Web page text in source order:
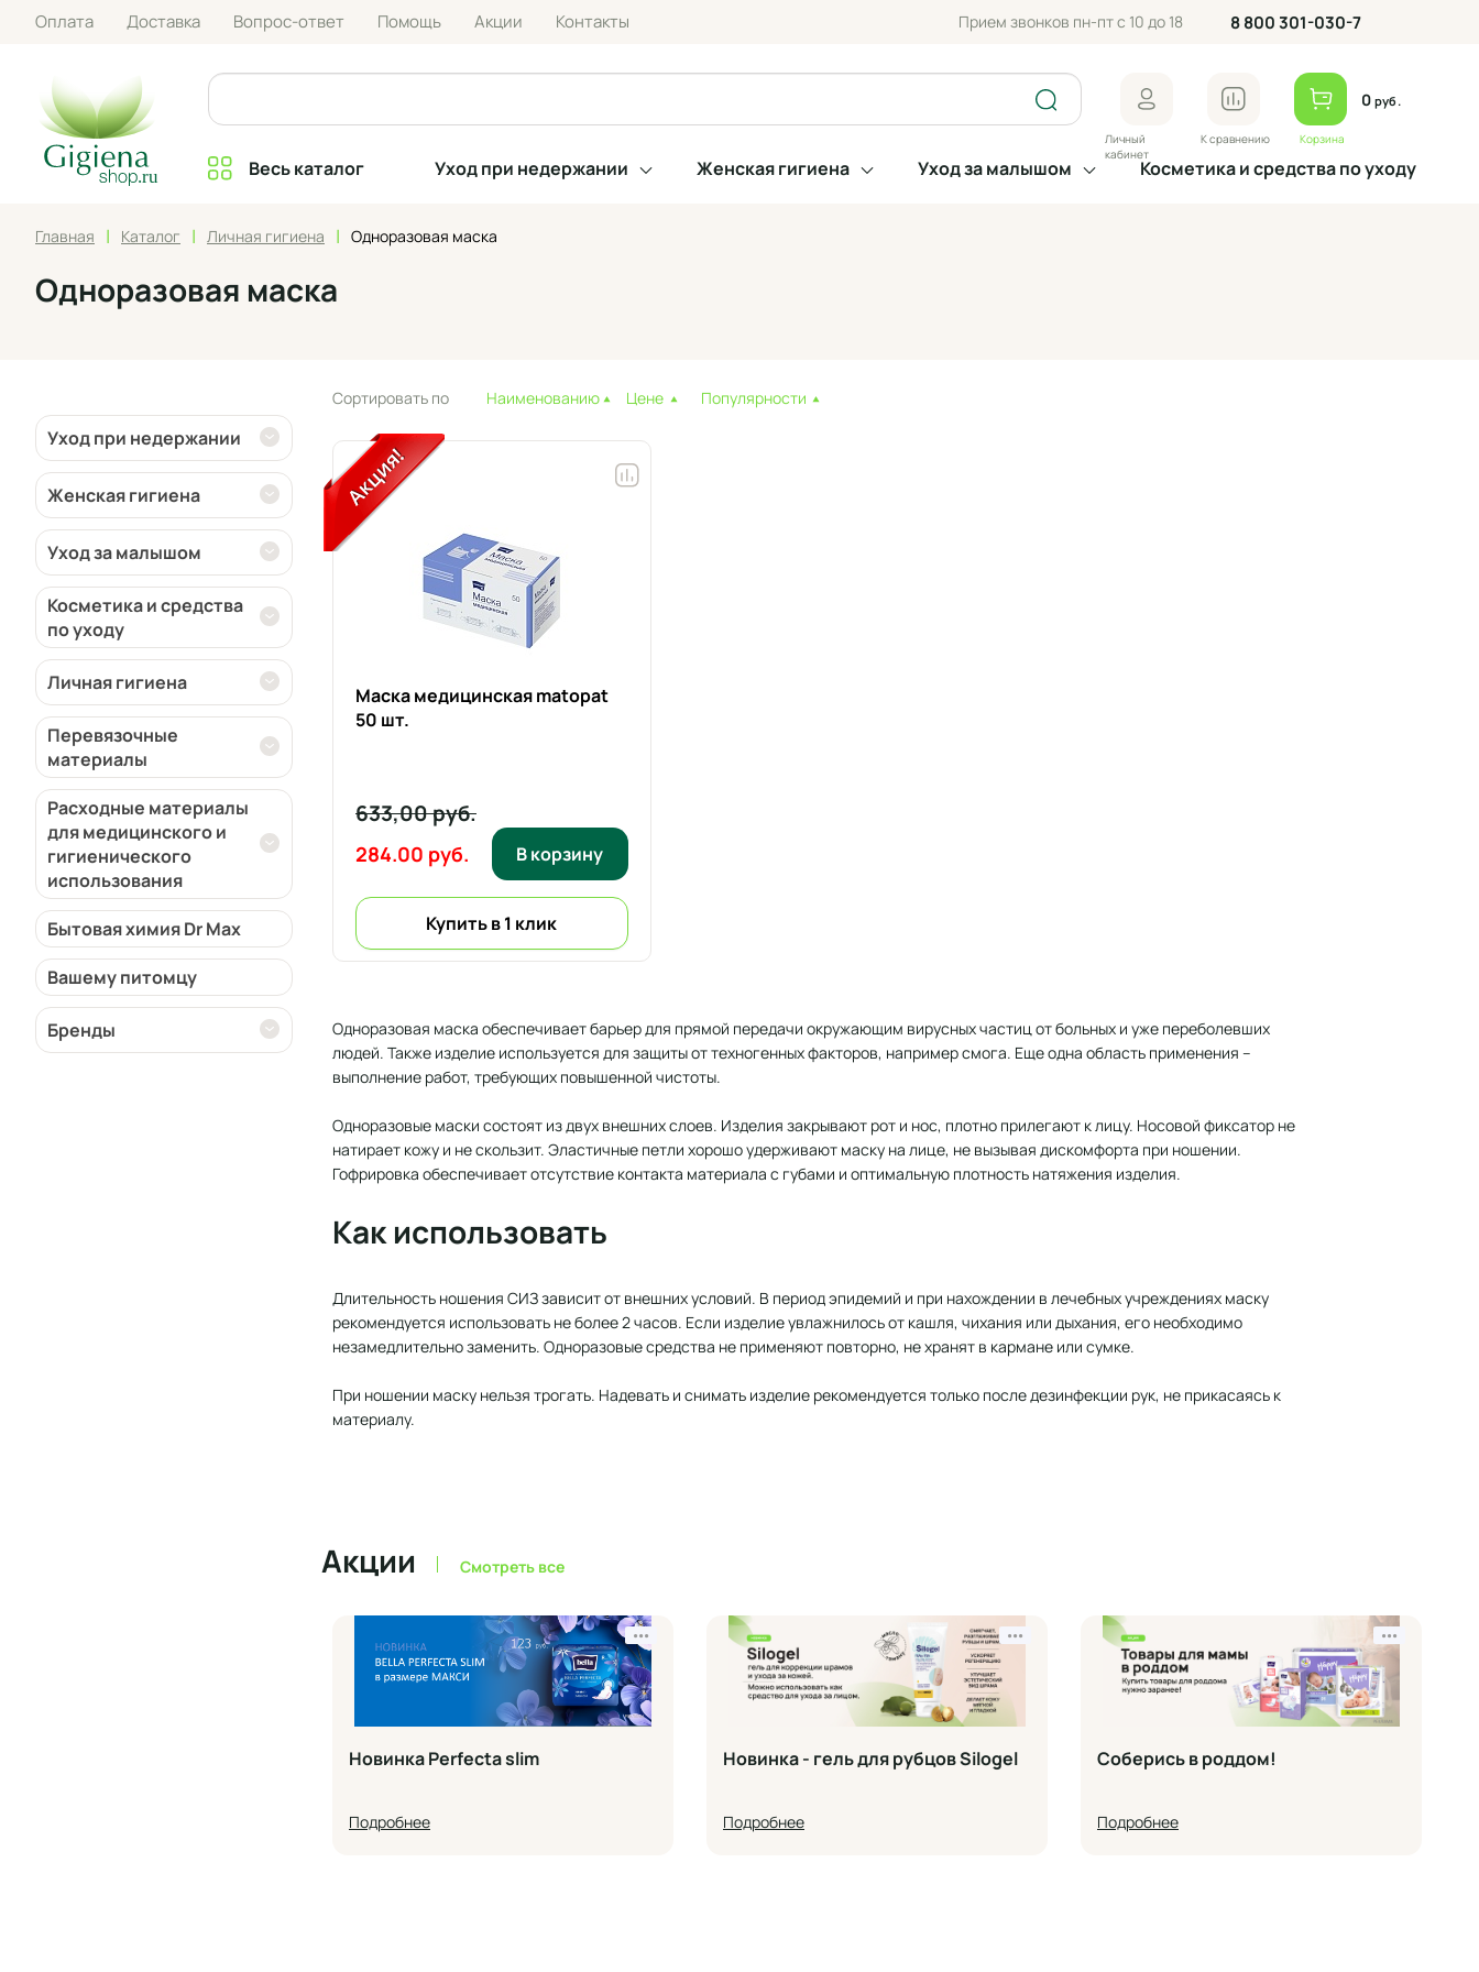
Оплата Доставка Вопрос-ответ Помощь Акции Контакты Прием звонков пн-пт с 10 до 18 8 800 301-030-7
Личный
кабинет
К сравнению Корзина
0руб.
Весь каталог Уход при недержании Женская гигиена Уход за малышом Косметика и средства по уходу
Главная | Каталог | Личная гигиена | Одноразовая маска
Одноразовая маска
Уход при недержании
Женская гигиена
Уход за малышом
Косметика и средства
по уходу
Личная гигиена
Перевязочные
материалы
Расходные материалы
для медицинского и
гигиенического
использования
Бытовая химия Dr Max
Вашему питомцу
Бренды
Сортировать по Наименованию Цене Популярности
Маска медицинская matopat
50 шт.
633,00 руб.
284.00 руб. В корзину
Купить в 1 клик
Одноразовая маска обеспечивает барьер для прямой передачи окружающим вирусных частиц от больных и уже переболевших
людей. Также изделие используется для защиты от техногенных факторов, например смога. Еще одна область применения –
выполнение работ, требующих повышенной чистоты.
Одноразовые маски состоят из двух внешних слоев. Изделия закрывают рот и нос, плотно прилегают к лицу. Носовой фиксатор не
натирает кожу и не скользит. Эластичные петли хорошо удерживают маску на лице, не вызывая дискомфорта при ношении.
Гофрировка обеспечивает отсутствие контакта материала с губами и оптимальную плотность натяжения изделия.
Как использовать
Длительность ношения СИЗ зависит от внешних условий. В период эпидемий и при нахождении в лечебных учреждениях маску
рекомендуется использовать не более 2 часов. Если изделие увлажнилось от кашля, чихания или дыхания, его необходимо
незамедлительно заменить. Одноразовые средства не применяют повторно, не хранят в кармане или сумке.
При ношении маску нельзя трогать. Надевать и снимать изделие рекомендуется только после дезинфекции рук, не прикасаясь к
материалу.
Акции Смотреть все
•••
Новинка Perfecta slim
Подробнее
•••
Новинка - гель для рубцов Silogel
Подробнее
•••
Соберись в роддом!
Подробнее